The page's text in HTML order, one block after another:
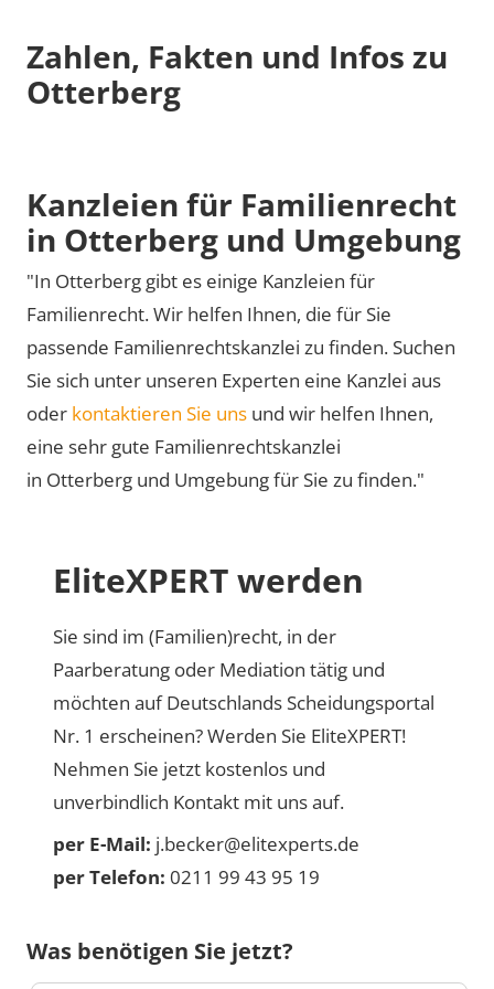
Zahlen, Fakten und Infos zu
Otterberg
Kanzleien für Familienrecht
in Otterberg und Umgebung
"In Otterberg gibt es einige Kanzleien für
Familienrecht. Wir helfen Ihnen, die für Sie
passende Familienrechtskanzlei zu finden. Suchen
Sie sich unter unseren Experten eine Kanzlei aus
oder kontaktieren Sie uns und wir helfen Ihnen,
eine sehr gute Familienrechtskanzlei
in Otterberg und Umgebung für Sie zu finden."
EliteXPERT werden
Sie sind im (Familien)recht, in der
Paarberatung oder Mediation tätig und
möchten auf Deutschlands Scheidungsportal
Nr. 1 erscheinen? Werden Sie EliteXPERT!
Nehmen Sie jetzt kostenlos und
unverbindlich Kontakt mit uns auf.
per E-Mail: j.becker@elitexperts.de
per Telefon: 0211 99 43 95 19
Was benötigen Sie jetzt?